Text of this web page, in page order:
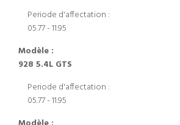
Periode d'affectation :
05.77 - 11.95
Modèle :
928 5.4L GTS
Periode d'affectation :
05.77 - 11.95